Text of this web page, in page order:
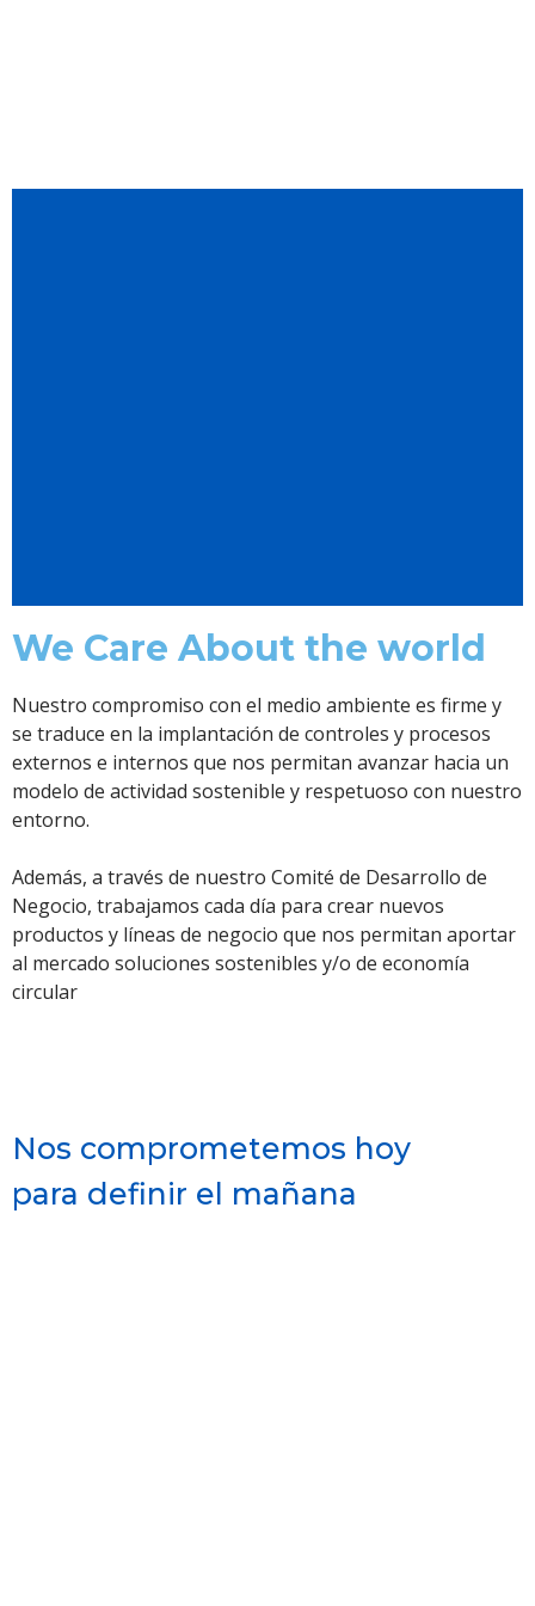
We Care About the world
Nuestro compromiso con el medio ambiente es firme y
se traduce en la implantación de controles y procesos
externos e internos que nos permitan avanzar hacia un
modelo de actividad sostenible y respetuoso con nuestro
entorno.
Además, a través de nuestro Comité de Desarrollo de
Negocio, trabajamos cada día para crear nuevos
productos y líneas de negocio que nos permitan aportar
al mercado soluciones sostenibles y/o de economía
circular
Nos comprometemos hoy
para definir el mañana